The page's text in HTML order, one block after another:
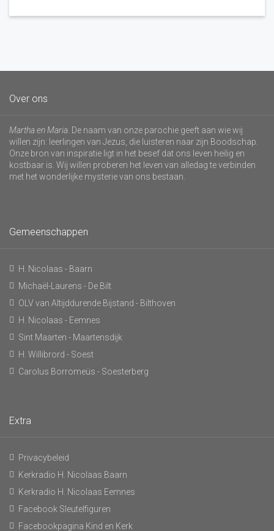
Over ons
Martha en Maria . De naam van onze parochie geeft aan wie wij
willen zijn: leerlingen van Jezus, die luisteren naar zijn Boodschap.
Onze bron van inspiratie ligt in het besef dat ons leven heilig en
kostbaar is. Wij willen proberen het leven van alledag te verbinden
met het wonderlijke mysterie van ons bestaan.
Gemeenschappen
H. Nicolaas - Baarn
Michaël-Laurens - De Bilt
OLV van Altijddurende Bijstand - Bilthoven
H. Nicolaas - Eemnes
Sint Maarten - Maartensdijk
H. Willibrord - Soest
Carolus Borromeüs - Soesterberg
Extra
Privacybeleid
Kerkradio H. Nicolaas Baarn
Kerkradio H. Nicolaas Eemnes
Facebook Sleutelfiguren
Facebookpagina Kind en Kerk